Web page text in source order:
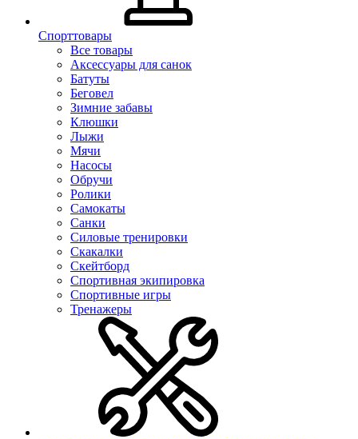
Спорттовары
Все товары
Аксессуары для санок
Батуты
Беговел
Зимние забавы
Клюшки
Лыжи
Мячи
Насосы
Обручи
Ролики
Самокаты
Санки
Силовые тренировки
Скакалки
Скейтборд
Спортивная экипировка
Спортивные игры
Тренажеры